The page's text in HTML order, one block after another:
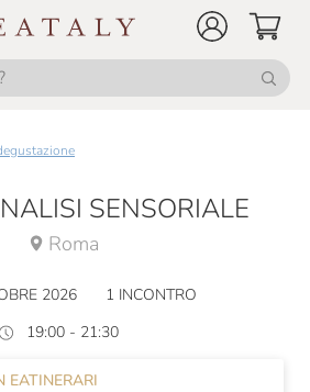
SENSORIALE
Roma
2026
1 INCONTRO
19:00 - 21:30
EATINERARI